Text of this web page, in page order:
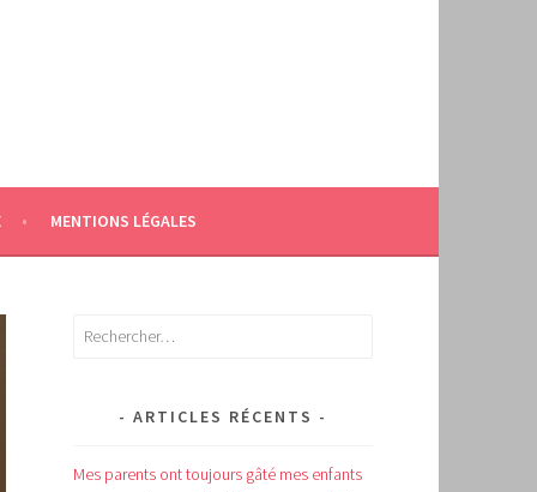
MENTIONS LÉGALES
Rechercher :
ARTICLES RÉCENTS
Mes parents ont toujours gâté mes enfants